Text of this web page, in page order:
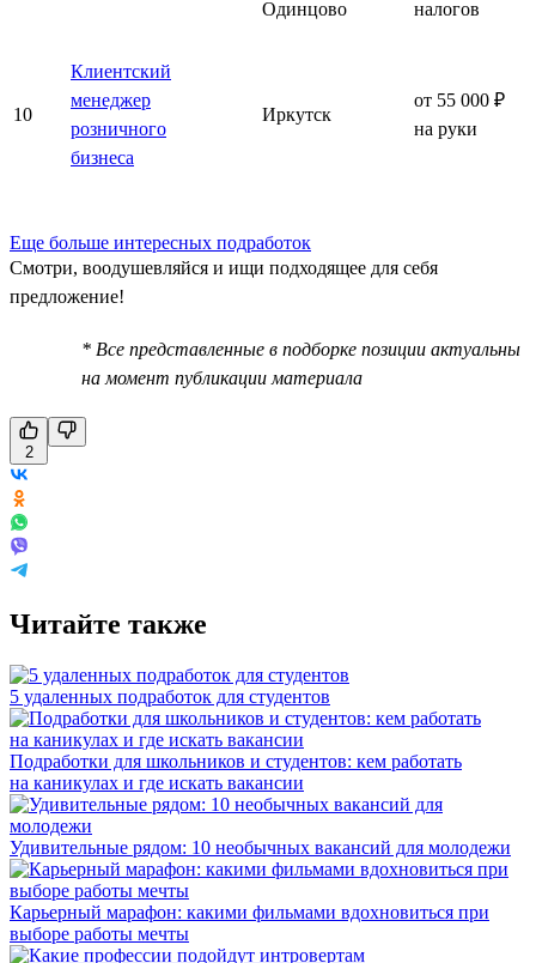
Одинцово налогов
10
Клиентский
менеджер
розничного
бизнеса
Иркутск
от 55 000 ₽
на руки
Еще больше интересных подработок
Смотри, воодушевляйся и ищи подходящее для себя
предложение!
* Все представленные в подборке позиции актуальны
на момент публикации материала
2
Читайте также
5 удаленных подработок для студентов
Подработки для школьников и студентов: кем работать
на каникулах и где искать вакансии
Удивительные рядом: 10 необычных вакансий для молодежи
Карьерный марафон: какими фильмами вдохновиться при
выборе работы мечты